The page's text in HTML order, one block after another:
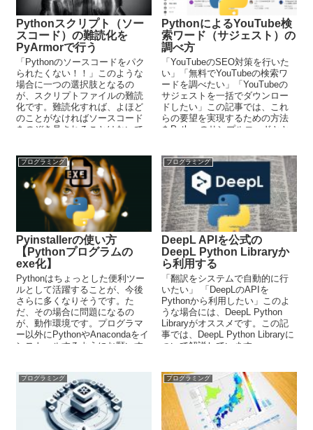
Pythonスクリプト（ソー
スコード）の難読化を
PyArmorで行う
「Pythonのソースコードをパク
られたくない！！」このような
場合に一つの選択肢となるの
が、スクリプトファイルの難読
化です。難読化すれば、よほど
のことがなければソースコード
をのぞき見されることはないで
解説しています。
PythonによるYouTube検
索ワード（サジェスト）の
調べ方
「YouTubeのSEO対策を行いた
い」「無料でYouTubeの検索ワ
ードを調べたい」「YouTubeの
サジェストを一括でダウンロー
ドしたい」この記事では、これ
らの要望を実現するための方法
をPythonのサンプルコードとと
プログラミング
Pyinstallerの使い方
【Pythonプログラムの
exe化】
Pythonはちょっとした便利ツー
ルとして活躍することが、今後
さらに多くなりそうです。た
だ、その場合に問題になるの
が、動作環境です。プログラマ
ー以外にPythonやAnacondaをイ
ンストールするようにお願いす
する方法を解説しています。
プログラミング
DeepL APIを公式の
DeepL Python Libraryか
ら利用する
「翻訳をシステムで自動的に行
いたい」 「DeepLのAPIを
Pythonから利用したい」このよ
うな場合には、DeepL Python
Libraryがオススメです。この記
事では、DeepL Python Libraryに
ついて解説しています。
プログラミング プログラミング